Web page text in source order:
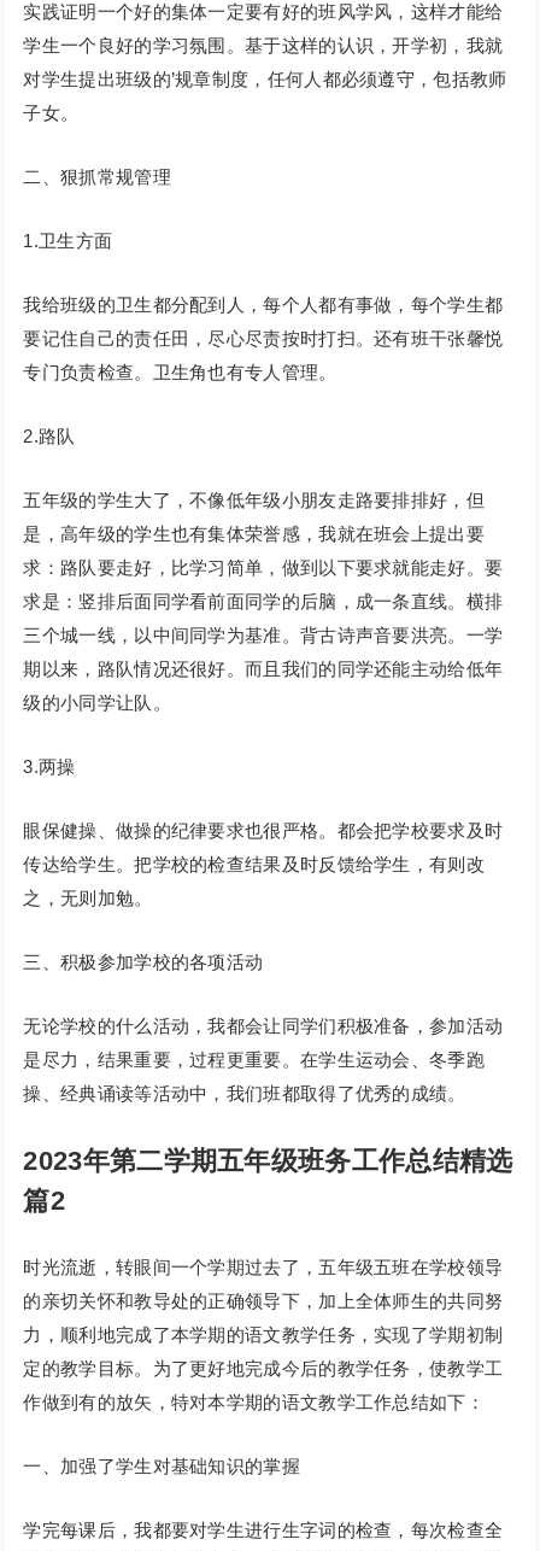
实践证明一个好的集体一定要有好的班风学风，这样才能给
学生一个良好的学习氛围。基于这样的认识，开学初，我就
对学生提出班级的’规章制度，任何人都必须遵守，包括教师
子女。
二、狠抓常规管理
1.卫生方面
我给班级的卫生都分配到人，每个人都有事做，每个学生都
要记住自己的责任田，尽心尽责按时打扫。还有班干张馨悦
专门负责检查。卫生角也有专人管理。
2.路队
五年级的学生大了，不像低年级小朋友走路要排排好，但
是，高年级的学生也有集体荣誉感，我就在班会上提出要
求：路队要走好，比学习简单，做到以下要求就能走好。要
求是：竖排后面同学看前面同学的后脑，成一条直线。横排
三个城一线，以中间同学为基准。背古诗声音要洪亮。一学
期以来，路队情况还很好。而且我们的同学还能主动给低年
级的小同学让队。
3.两操
眼保健操、做操的纪律要求也很严格。都会把学校要求及时
传达给学生。把学校的检查结果及时反馈给学生，有则改
之，无则加勉。
三、积极参加学校的各项活动
无论学校的什么活动，我都会让同学们积极准备，参加活动
是尽力，结果重要，过程更重要。在学生运动会、冬季跑
操、经典诵读等活动中，我们班都取得了优秀的成绩。
2023年第二学期五年级班务工作总结精选
篇2
时光流逝，转眼间一个学期过去了，五年级五班在学校领导
的亲切关怀和教导处的正确领导下，加上全体师生的共同努
力，顺利地完成了本学期的语文教学任务，实现了学期初制
定的教学目标。为了更好地完成今后的教学任务，使教学工
作做到有的放矢，特对本学期的语文教学工作总结如下：
一、加强了学生对基础知识的掌握
学完每课后，我都要对学生进行生字词的检查，每次检查全